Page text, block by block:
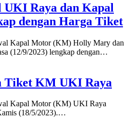
UKI Raya dan Kapal
dengan Harga Tiket
Kapal Motor (KM) Holly Mary dan
(12/9/2023) lengkap dengan…
Tiket KM UKI Raya
Kapal Motor (KM) UKI Raya
(18/5/2023).…